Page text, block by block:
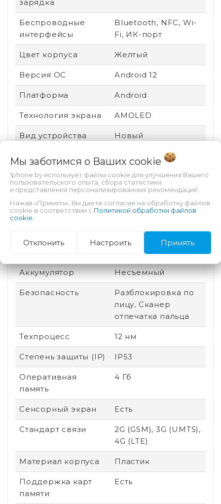
зарядка
Беспроводные
интерфейсы
Bluetooth, NFC, Wi-
Fi, ИК-порт
Цвет корпуса Желтый
Версия ОС Android 12
Платформа Android
Технология экрана AMOLED
Вид устройства Новый
Ударопрочный
корпус
Пыле- и
влагозащита
Нет
Защита от царапин
Производитель
Mediatek
Аккумулятор Несъемный
Безопасность
Разблокировка по
лицу, Сканер
отпечатка пальца
Техпроцесс 12 нм
Степень защиты (IP) IP53
Оперативная
память
4 Гб
Сенсорный экран Есть
Стандарт связи
2G (GSM), 3G (UMTS),
4G (LTE)
Материал корпуса Пластик
Поддержка карт
памяти
Есть
Мы заботимся о Ваших cookie
1phone.by использует файлы cookie для улучшения Вашего
пользовательского опыта, сбора статистики
и представления персонализированных рекомендаций.
Нажав «Принять», Вы даете согласие на обработку файлов
cookie в соответствии с Политикой обработки файлов
cookie
Отклонить Настроить Принять